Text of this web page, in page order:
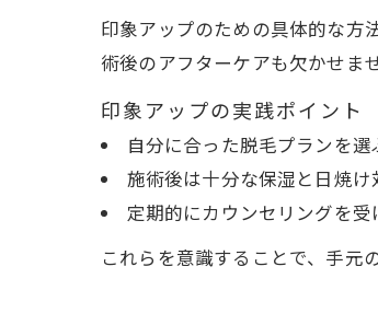
印象アップのための具体的な方
術後のアフターケアも欠かせま
印象アップの実践ポイント
自分に合った脱毛プランを選
施術後は十分な保湿と日焼け
定期的にカウンセリングを
これらを意識することで、手元